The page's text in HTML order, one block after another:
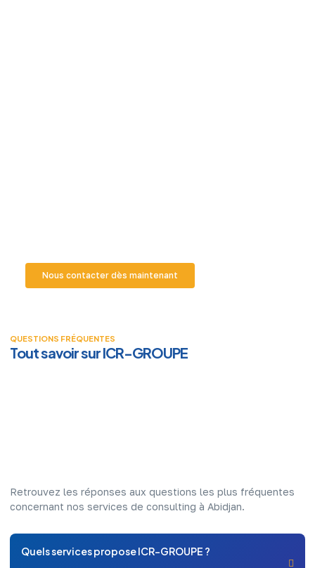
Nous contacter dès maintenant
QUESTIONS FRÉQUENTES
Tout savoir sur ICR-GROUPE
Retrouvez les réponses aux questions les plus fréquentes
concernant nos services de consulting à Abidjan.
Quels services propose ICR-GROUPE ?